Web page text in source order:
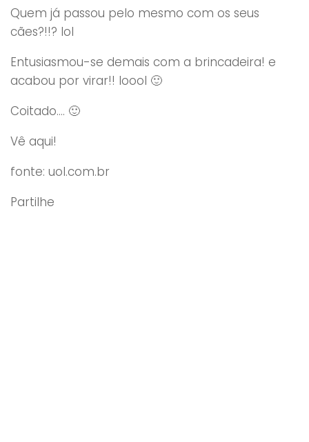
Quem já passou pelo mesmo com os seus
cães?!!? lol
Entusiasmou-se demais com a brincadeira! e
acabou por virar!! loool 🙂
Coitado…. 🙂
Vê aqui!
fonte: uol.com.br
Partilhe